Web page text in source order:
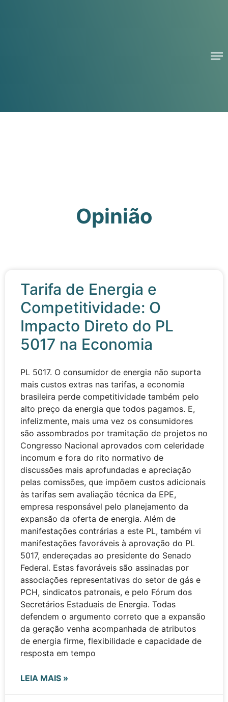
Opinião
Tarifa de Energia e
Competitividade: O
Impacto Direto do PL
5017 na Economia
PL 5017. O consumidor de energia não suporta
mais custos extras nas tarifas, a economia
brasileira perde competitividade também pelo
alto preço da energia que todos pagamos. E,
infelizmente, mais uma vez os consumidores
são assombrados por tramitação de projetos no
Congresso Nacional aprovados com celeridade
incomum e fora do rito normativo de
discussões mais aprofundadas e apreciação
pelas comissões, que impõem custos adicionais
às tarifas sem avaliação técnica da EPE,
empresa responsável pelo planejamento da
expansão da oferta de energia. Além de
manifestações contrárias a este PL, também vi
manifestações favoráveis à aprovação do PL
5017, endereçadas ao presidente do Senado
Federal. Estas favoráveis são assinadas por
associações representativas do setor de gás e
PCH, sindicatos patronais, e pelo Fórum dos
Secretários Estaduais de Energia. Todas
defendem o argumento correto que a expansão
da geração venha acompanhada de atributos
de energia firme, flexibilidade e capacidade de
resposta em tempo
LEIA MAIS »